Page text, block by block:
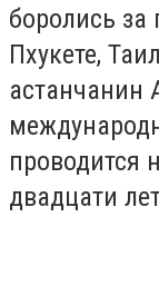
боролись за
Пхукете,
проводится
двадцати